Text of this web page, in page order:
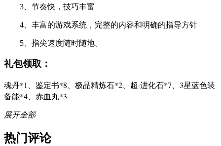
3、节奏快，技巧丰富
4、丰富的游戏系统，完整的内容和明确的指导方针
5、指尖速度随时随地。
礼包领取：
魂丹*1、鉴定书*8、极品精炼石*2、超·进化石*7、3星蓝色装
备能*4、赤血丸*3
展开全部
热门评论